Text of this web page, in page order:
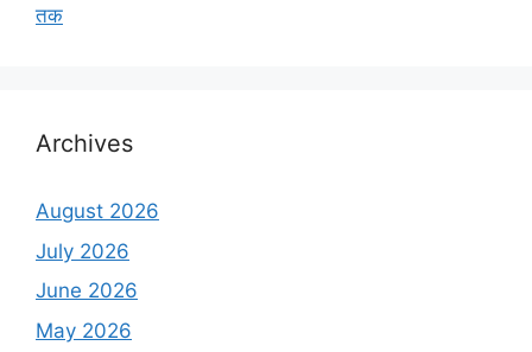
तक
Archives
August 2026
July 2026
June 2026
May 2026